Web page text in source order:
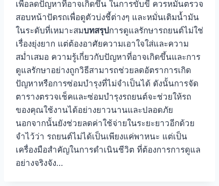
เพื่อลดปัญหาที่อาจเกิดขึ้น ในการขับขี่ ควรหมั่นตรวจ
สอบหน้าปัดรถเพื่อดูตัวบ่งชี้ต่างๆ และหมั่นเติมน้ำมัน
ในระดับที่เหมาะสมบทสรุปการดูแลรักษารถยนต์ไม่ใช่
เรื่องยุ่งยาก แต่ต้องอาศัยความเอาใจใส่และความ
สม่ำเสมอ ความรู้เกี่ยวกับปัญหาที่อาจเกิดขึ้นและการ
ดูแลรักษาอย่างถูกวิธีสามารถช่วยลดอัตราการเกิด
ปัญหาหรือการซ่อมบำรุงที่ไม่จำเป็นได้ ดังนั้นการจัด
ตารางตรวจเช็คและซ่อมบำรุงรถยนต์จะช่วยให้รถ
ของคุณใช้งานได้อย่างยาวนานและปลอดภัย
นอกจากนั้นยังช่วยลดค่าใช้จ่ายในระยะยาวอีกด้วย
จำไว้ว่า รถยนต์ไม่ได้เป็นเพียงแค่พาหนะ แต่เป็น
เครื่องมือสำคัญในการดำเนินชีวิต ที่ต้องการการดูแล
อย่างจริงจัง…